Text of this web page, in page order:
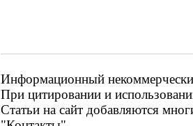
Информационный
При цитировании и
Статьи на сайт добавляются